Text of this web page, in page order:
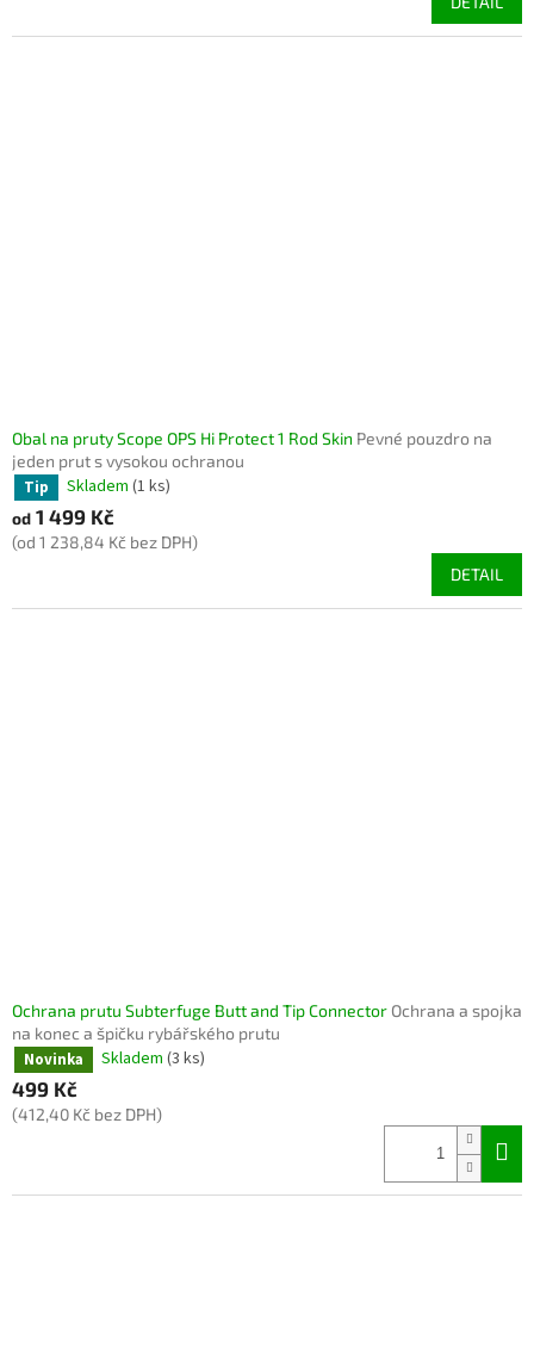
Obal na pruty Scope OPS Hi Protect 1 Rod Skin Pevné pouzdro na
jeden prut s vysokou ochranou
Tip Skladem (1 ks)
od 1 499 Kč
(od 1 238,84 Kč bez DPH)
DETAIL
Ochrana prutu Subterfuge Butt and Tip Connector Ochrana a spojka
na konec a špičku rybářského prutu
Novinka Skladem (3 ks)
499 Kč
(412,40 Kč bez DPH)